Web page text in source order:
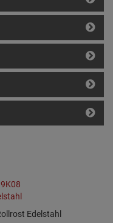
Edelstahl